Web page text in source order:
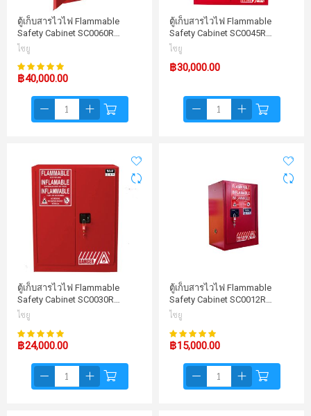
ตู้เก็บสารไวไฟ Flammable
Safety Cabinet SC0060R…
ไซยู
คะแนน:
฿40,000.00
ตู้เก็บสารไวไฟ Flammable
Safety Cabinet SC0045R…
ไซยู
฿30,000.00
ตู้เก็บสารไวไฟ Flammable
Safety Cabinet SC0030R…
ไซยู
คะแนน:
฿24,000.00
ตู้เก็บสารไวไฟ Flammable
Safety Cabinet SC0012R…
ไซยู
คะแนน:
฿15,000.00